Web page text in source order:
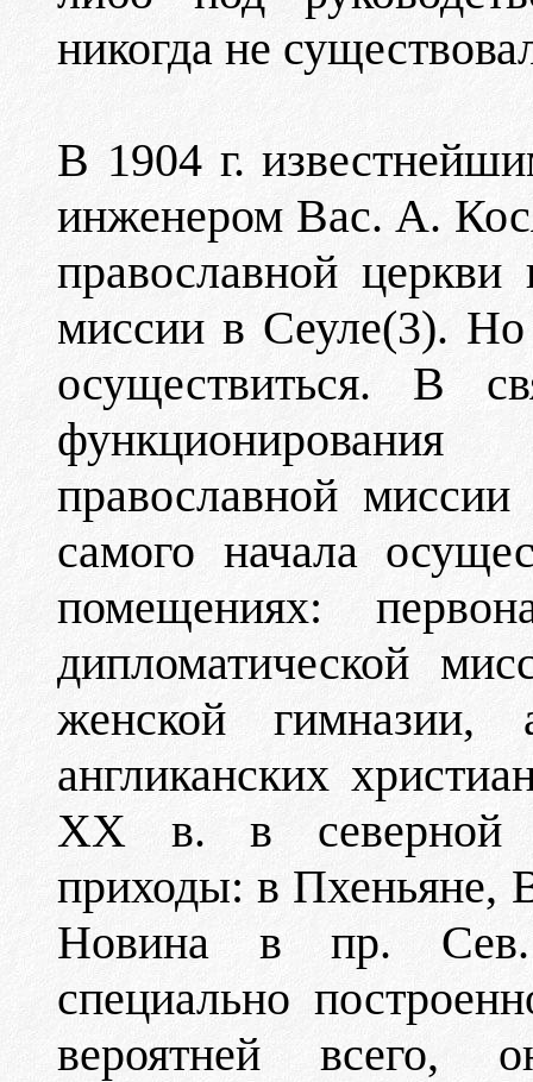
никогда не
В 1904 г.
инженером Вас. А.
православной церкви
миссии в Сеуле(3).
осуществиться. В
православной
самого начала
помещениях:
дипломатической
женской гимназии,
англиканских
ХХ в. в северной
приходы: в Пхеньяне,
Новина в пр. Сев.
специально
вероятней всего,